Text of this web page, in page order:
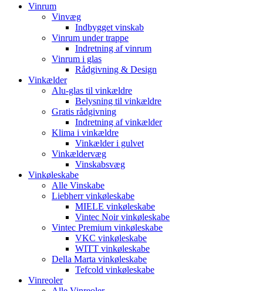
Vinrum
Vinvæg
Indbygget vinskab
Vinrum under trappe
Indretning af vinrum
Vinrum i glas
Rådgivning & Design
Vinkælder
Alu-glas til vinkældre
Belysning til vinkældre
Gratis rådgivning
Indretning af vinkælder
Klima i vinkældre
Vinkælder i gulvet
Vinkældervæg
Vinskabsvæg
Vinkøleskabe
Alle Vinskabe
Liebherr vinkøleskabe
MIELE vinkøleskabe
Vintec Noir vinkøleskabe
Vintec Premium vinkøleskabe
VKC vinkøleskabe
WITT vinkøleskabe
Della Marta vinkøleskabe
Tefcold vinkøleskabe
Vinreoler